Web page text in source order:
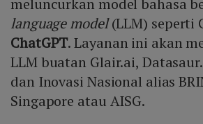
meluncurkan model bahasa
language model(LLM) seperti
ChatGPT. Layanan ini akan
LLM buatan Glair.ai,
dan Inovasi Nasional alias
Singapore atau AISG.